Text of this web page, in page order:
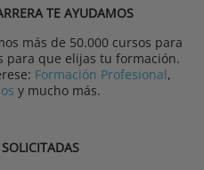
TE AYUDAMOS
más de 50.000 cursos para
para que elijas tu formación.
Formación Profesional,
y mucho más.